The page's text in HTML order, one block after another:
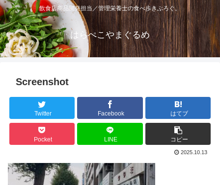
飲食店商品開発担当／管理栄養士の食べ歩きぶろぐ。
はらぺこやまぐるめ
Screenshot
Twitter Facebook はてブ
Pocket LINE コピー
2025.10.13